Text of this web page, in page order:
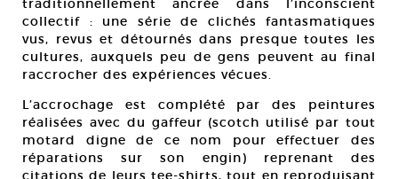
traditionnellement ancrée dans l’inconscient
collectif : une série de clichés fantasmatiques
vus, revus et détournés dans presque toutes les
cultures, auxquels peu de gens peuvent au final
raccrocher des expériences vécues.
L’accrochage est complété par des peintures
réalisées avec du gaffeur (scotch utilisé par tout
motard digne de ce nom pour effectuer des
réparations sur son engin) reprenant des
citations de leurs tee-shirts, tout en reproduisant